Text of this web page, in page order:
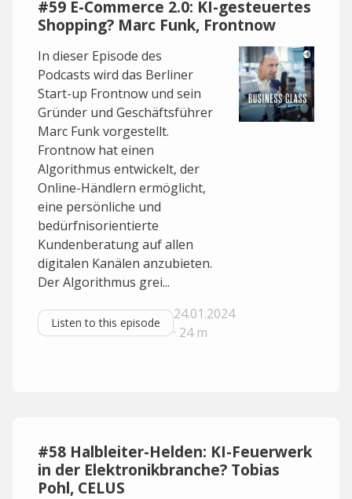
#59 E-Commerce 2.0: KI-gesteuertes
Shopping? Marc Funk, Frontnow
In dieser Episode des
Podcasts wird das Berliner
Start-up Frontnow und sein
Gründer und Geschäftsführer
Marc Funk vorgestellt.
Frontnow hat einen
Algorithmus entwickelt, der
Online-Händlern ermöglicht,
eine persönliche und
bedürfnisorientierte
Kundenberatung auf allen
digitalen Kanälen anzubieten.
Der Algorithmus grei...
Listen to this episode
24.01.2024
· 24 m
#58 Halbleiter-Helden: KI-Feuerwerk
in der Elektronikbranche? Tobias
Pohl, CELUS